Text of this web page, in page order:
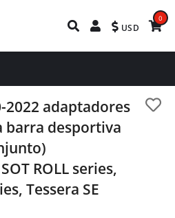
USD
0
2022 adaptadores
barra desportiva
ROLL series,
Tessera SE